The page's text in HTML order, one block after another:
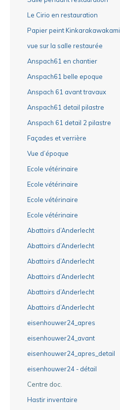
Le Cirio en restauration
Papier peint Kinkarakawakami
vue sur la salle restaurée
Anspach61 en chantier
Anspach61 belle epoque
Anspach 61 avant travaux
Anspach61 detail pilastre
Anspach 61 detail 2 pilastre
Façades et verrière
Vue d’époque
Ecole vétérinaire
Ecole vétérinaire
Ecole vétérinaire
Ecole vétérinaire
Abattoirs d’Anderlecht
Abattoirs d’Anderlecht
Abattoirs d’Anderlecht
Abattoirs d’Anderlecht
Abattoirs d’Anderlecht
Abattoirs d’Anderlecht
eisenhouwer24_apres
eisenhouwer24_avant
eisenhouwer24_apres_detail
eisenhouwer24 - détail
Centre doc.
Hastir inventaire